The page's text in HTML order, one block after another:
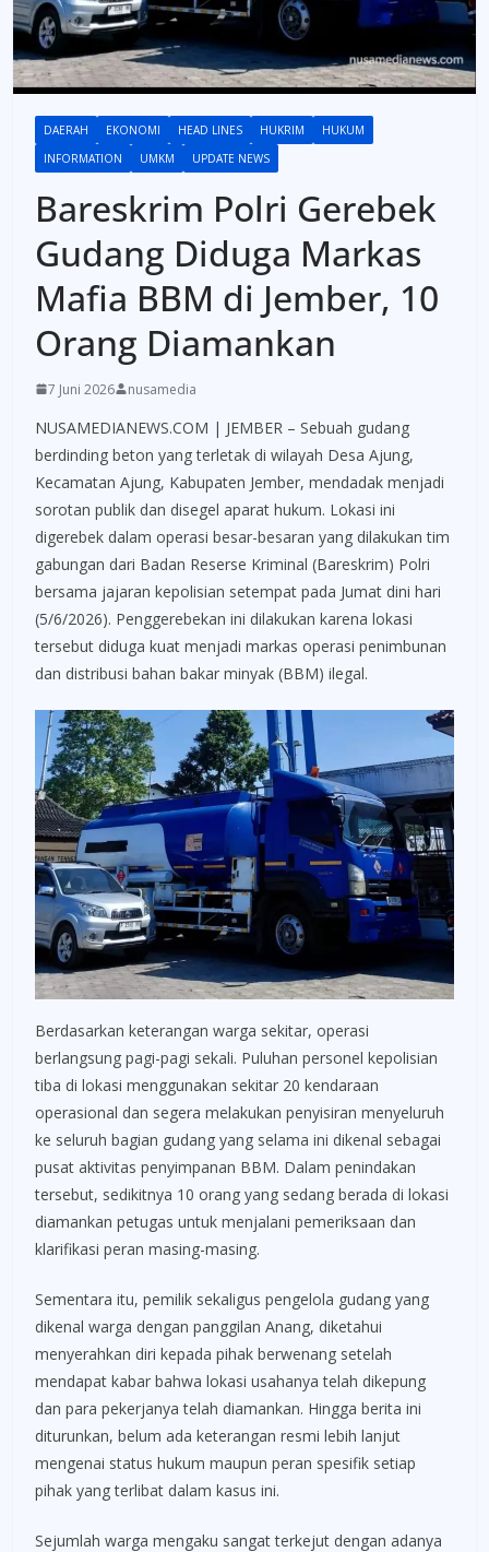
DAERAH EKONOMI HEAD LINES HUKRIM
HUKUM
INFORMATION
UMKM UPDATE NEWS
Bareskrim Polri Gerebek
Gudang Diduga Markas
Mafia BBM di Jember, 10
Orang Diamankan
7 Juni 2026 nusamedia
NUSAMEDIANEWS.COM | JEMBER – Sebuah gudang
berdinding beton yang terletak di wilayah Desa Ajung,
Kecamatan Ajung, Kabupaten Jember, mendadak menjadi
sorotan publik dan disegel aparat hukum. Lokasi ini
digerebek dalam operasi besar-besaran yang dilakukan tim
gabungan dari Badan Reserse Kriminal (Bareskrim) Polri
bersama jajaran kepolisian setempat pada Jumat dini hari
(5/6/2026). Penggerebekan ini dilakukan karena lokasi
tersebut diduga kuat menjadi markas operasi penimbunan
dan distribusi bahan bakar minyak (BBM) ilegal.
Berdasarkan keterangan warga sekitar, operasi
berlangsung pagi-pagi sekali. Puluhan personel kepolisian
tiba di lokasi menggunakan sekitar 20 kendaraan
operasional dan segera melakukan penyisiran menyeluruh
ke seluruh bagian gudang yang selama ini dikenal sebagai
pusat aktivitas penyimpanan BBM. Dalam penindakan
tersebut, sedikitnya 10 orang yang sedang berada di lokasi
diamankan petugas untuk menjalani pemeriksaan dan
klarifikasi peran masing-masing.
Sementara itu, pemilik sekaligus pengelola gudang yang
dikenal warga dengan panggilan Anang, diketahui
menyerahkan diri kepada pihak berwenang setelah
mendapat kabar bahwa lokasi usahanya telah dikepung
dan para pekerjanya telah diamankan. Hingga berita ini
diturunkan, belum ada keterangan resmi lebih lanjut
mengenai status hukum maupun peran spesifik setiap
pihak yang terlibat dalam kasus ini.
Sejumlah warga mengaku sangat terkejut dengan adanya